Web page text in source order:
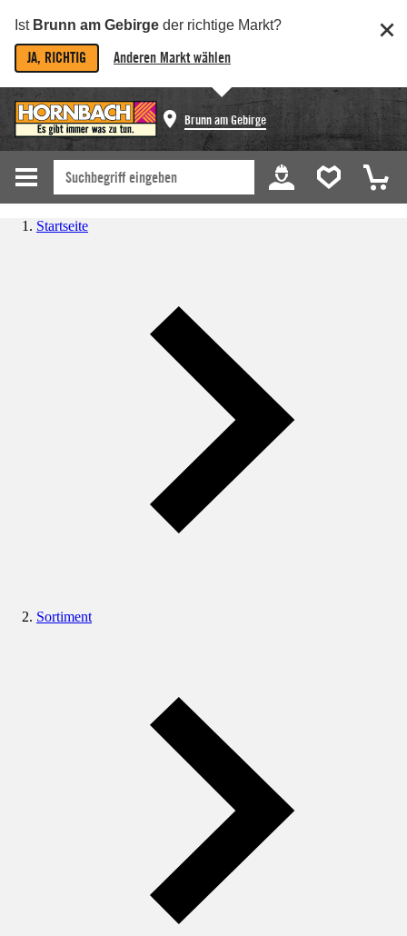
Ist Brunn am Gebirge der richtige Markt?
JA, RICHTIG Anderen Markt wählen
Brunn am Gebirge
Startseite
Sortiment